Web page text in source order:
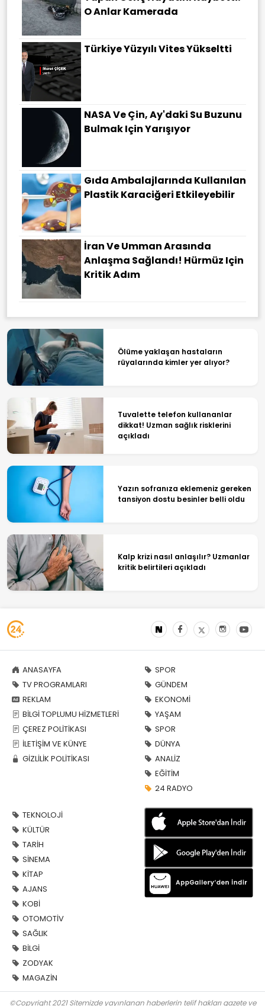
O Anlar Kamerada
Türkiye Yüzyılı Vites Yükseltti
NASA Ve Çin, Ay'daki Su Buzunu
Bulmak Için Yarışıyor
Gıda Ambalajlarında Kullanılan
Plastik Karaciğeri Etkileyebilir
İran Ve Umman Arasında
Anlaşma Sağlandı! Hürmüz Için
Kritik Adım
Ölüme yaklaşan hastaların
rüyalarında kimler yer alıyor?
Tuvalette telefon kullananlar
dikkat! Uzman sağlık risklerini
açıkladı
Yazın sofranıza eklemeniz gereken
tansiyon dostu besinler belli oldu
Kalp krizi nasıl anlaşılır? Uzmanlar
kritik belirtileri açıkladı
ANASAYFA
TV PROGRAMLARI
REKLAM
BİLGİ TOPLUMU HİZMETLERİ
ÇEREZ POLİTİKASI
İLETİŞİM VE KÜNYE
GİZLİLİK POLİTİKASI
SPOR
GÜNDEM
EKONOMİ
YAŞAM
SPOR
DÜNYA
ANALİZ
EĞİTİM
24 RADYO
TEKNOLOJİ
KÜLTÜR
TARİH
SİNEMA
KİTAP
AJANS
KOBİ
OTOMOTİV
SAĞLIK
BİLGİ
ZODYAK
MAGAZİN
©Copyright 2021 Sitemizde yayınlanan haberlerin telif hakları gazete ve